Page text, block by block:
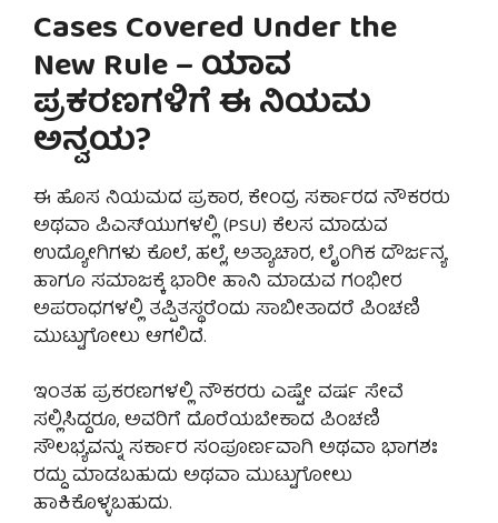
Cases Covered Under the
New Rule – ಯಾವ
ಪ್ರಕರಣಗಳಿಗೆ ಈ ನಿಯಮ
ಅನ್ವಯ?
ಈ ಹೊಸ ನಿಯಮದ ಪ್ರಕಾರ, ಕೇಂದ್ರ ಸರ್ಕಾರದ ನೌಕರರು
ಅಥವಾ ಪಿಎಸ್‌ಯುಗಳಲ್ಲಿ (PSU) ಕೆಲಸ ಮಾಡುವ
ಉದ್ಯೋಗಿಗಳು ಕೊಲೆ, ಹಲ್ಲೆ, ಅತ್ಯಾಚಾರ, ಲೈಂಗಿಕ ದೌರ್ಜನ್ಯ
ಹಾಗೂ ಸಮಾಜಕ್ಕೆ ಭಾರೀ ಹಾನಿ ಮಾಡುವ ಗಂಭೀರ
ಅಪರಾಧಗಳಲ್ಲಿ ತಪ್ಪಿತಸ್ಥರೆಂದು ಸಾಬೀತಾದರೆ ಪಿಂಚಣಿ
ಮುಟ್ಟುಗೋಲು ಆಗಲಿದೆ.
ಇಂತಹ ಪ್ರಕರಣಗಳಲ್ಲಿ ನೌಕರರು ಎಷ್ಟೇ ವರ್ಷ ಸೇವೆ
ಸಲ್ಲಿಸಿದ್ದರೂ, ಅವರಿಗೆ ದೊರೆಯಬೇಕಾದ ಪಿಂಚಣಿ
ಸೌಲಭ್ಯವನ್ನು ಸರ್ಕಾರ ಸಂಪೂರ್ಣವಾಗಿ ಅಥವಾ ಭಾಗಶಃ
ರದ್ದು ಮಾಡಬಹುದು ಅಥವಾ ಮುಟ್ಟುಗೋಲು
ಹಾಕಿಕೊಳ್ಳಬಹುದು.